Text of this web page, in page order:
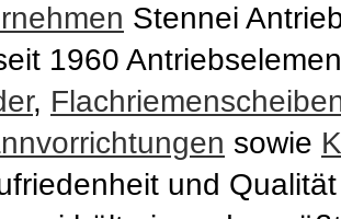
Stennei
1960
,
sowie
und